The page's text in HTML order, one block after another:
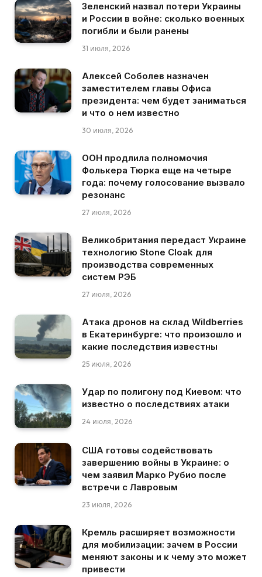
Зеленский назвал потери Украины
и России в войне: сколько военных
погибли и были ранены
31 июля, 2026
Алексей Соболев назначен
заместителем главы Офиса
президента: чем будет заниматься
и что о нем известно
30 июля, 2026
ООН продлила полномочия
Фолькера Тюрка еще на четыре
года: почему голосование вызвало
резонанс
27 июля, 2026
Великобритания передаст Украине
технологию Stone Cloak для
производства современных
систем РЭБ
27 июля, 2026
Атака дронов на склад Wildberries
в Екатеринбурге: что произошло и
какие последствия известны
25 июля, 2026
Удар по полигону под Киевом: что
известно о последствиях атаки
24 июля, 2026
США готовы содействовать
завершению войны в Украине: о
чем заявил Марко Рубио после
встречи с Лавровым
23 июля, 2026
Кремль расширяет возможности
для мобилизации: зачем в России
меняют законы и к чему это может
привести